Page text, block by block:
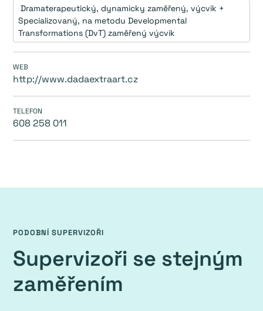
Dramaterapeutický, dynamicky zaměřený, výcvik +
Specializovaný, na metodu Developmental
Transformations (DvT) zaměřený výcvik
WEB
http://www.dadaextraart.cz
TELEFON
608 258 011
PODOBNÍ SUPERVIZOŘI
Supervizoři se stejným
zaměřením